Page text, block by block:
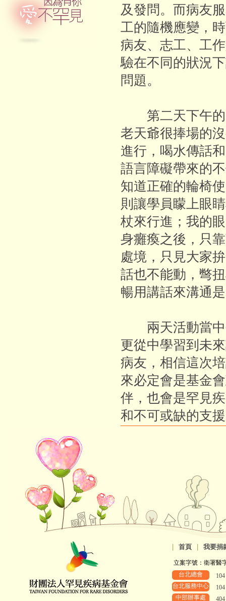
及發問。而病友
工的隨機應變，
病友、志工、工
驗在不同的狀況
問題。
第二天下午的
老天爺很捧場的
進行，喝水傳話
語言障礙帶來的
知道正確的輪椅
則讓學員矇上眼
杖來行進；我的
身癱瘓之後，只
處境，只見大家
話也不能動，彆
暢用講話來溝通
兩天活動當中
更從中學習到未
病友，相信這次
來必定會是基金
伴，也會是罕見
和不可或缺的支
首頁 我要捐
立案字號：衛署醫
台北總會
台北服務中心
中部辦事處